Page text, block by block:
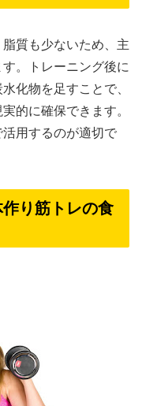
質も少ないため、主
。トレーニング後に
化物を足すことで、
的に確保できます。
用するのが適切で
り筋トレの食